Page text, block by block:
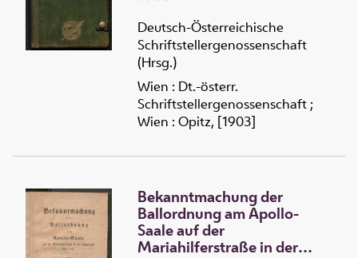
Deutsch-Österreichische
Schriftstellergenossenschaft
(Hrsg.)
Wien : Dt.-österr.
Schriftstellergenossenschaft ;
Wien : Opitz, [1903]
Bekanntmachung der
Ballordnung am Apollo-
Saale auf der
Mariahilferstraße in der